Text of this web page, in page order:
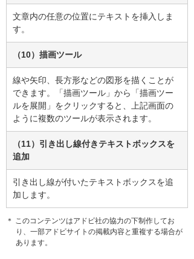
文章内の任意の位置にテキストを挿入しま
す。
（10）描画ツール
線や矢印、長方形などの図形を描くことが
できます。「描画ツール」から「描画ツー
ルを展開」をクリックすると、上記画面の
ように複数のツールが表示されます。
（11）引き出し線付きテキストボックスを
追加
引き出し線が付いたテキストボックスを追
加します。
＊ このコンテンツはアドビ社の協力の下制作してお
り、一部アドビサイトの掲載内容と重複する場合が
あります。